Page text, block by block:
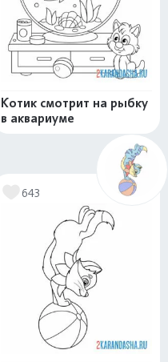
Котик смотрит на рыбку
в аквариуме
643